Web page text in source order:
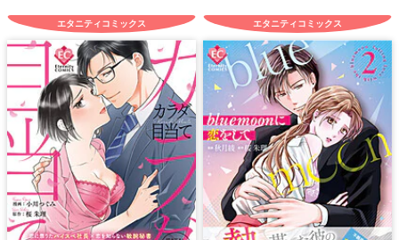
エタニティコミックス エタニティコミックス